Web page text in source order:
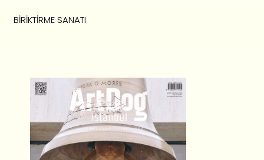
BIRIKTIRME SANATI